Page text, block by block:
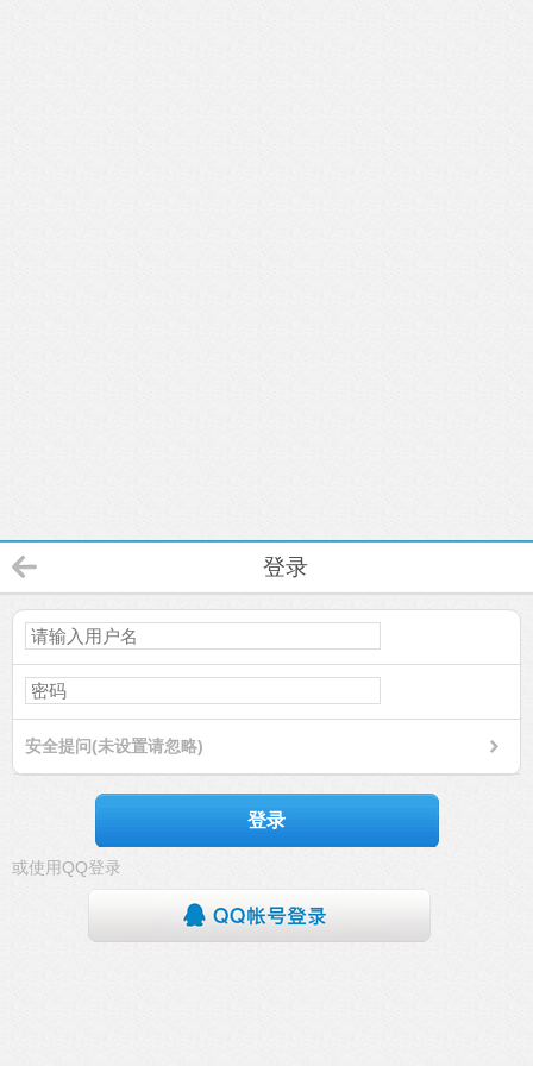
登录
安全提问(未设置请忽略)
登录
或使用QQ登录